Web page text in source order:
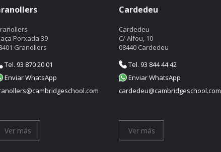
Porxada 39
Granollers
Tel. 93 870 20 01
Enviar WhatsApp
Ver más
Cardedeu
Cardedeu
C/ Alfou, 10
08440 Cardedeu
Tel. 93 844 44 42
Enviar WhatsApp
cardedeu@cambridgeschool.com
Ver más